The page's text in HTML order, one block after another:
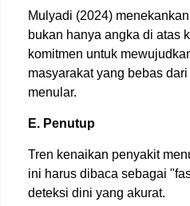
Mulyadi (2024)
bukan hanya angka di atas
komitmen untuk
masyarakat yang bebas
menular.
E. Penutup
Tren kenaikan penyakit
ini harus dibaca sebagai
deteksi dini yang akurat.